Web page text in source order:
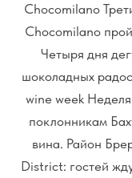
Chocomilano
Chocomilano
Четыря дня
шоколадных
wine week
поклонникам
вина. Район
District: гостей